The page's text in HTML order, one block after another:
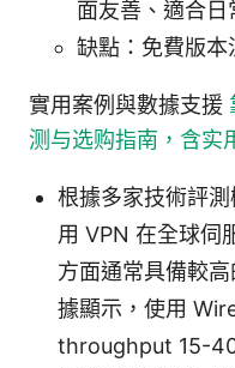
面友善、適合日
缺點：免費版本
實用案例與數據支援
测与选购指南，含实
根據多家技術評
用 VPN 在全球伺
方面通常具備較
據顯示，使用
throughput 15-